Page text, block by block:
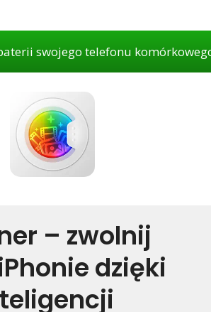
swojego telefonu
– zwolnij
dzięki